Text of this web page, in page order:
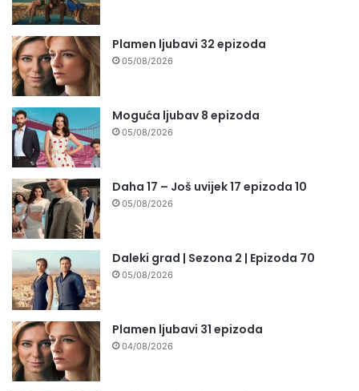
Plamen ljubavi 32 epizoda
05/08/2026
Moguća ljubav 8 epizoda
05/08/2026
Daha 17 – Još uvijek 17 epizoda 10
05/08/2026
Daleki grad | Sezona 2 | Epizoda 70
05/08/2026
Plamen ljubavi 31 epizoda
04/08/2026